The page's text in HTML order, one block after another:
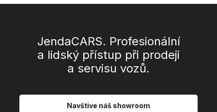
JendaCARS. Profesionální
a lidský přístup při prodeji
a servisu vozů.
Navštive náš showroom